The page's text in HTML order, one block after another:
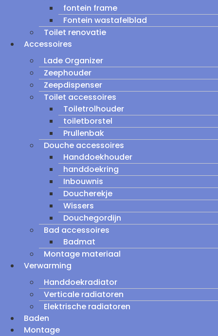
fontein frame
Fontein wastafelblad
Toilet renovatie
Accessoires
Lade Organizer
Zeephouder
Zeepdispenser
Toilet accessoires
Toiletrolhouder
toiletborstel
Prullenbak
Douche accessoires
Handdoekhouder
handdoekring
Inbouwnis
Doucherekje
Wissers
Douchegordijn
Bad accessoires
Badmat
Montage materiaal
Verwarming
Handdoekradiator
Verticale radiatoren
Elektrische radiatoren
Baden
Montage